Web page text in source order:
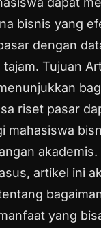
bisnis yang
dengan
Tujuan
riset pasar
mahasiswa
akademis.
artikel ini
yang